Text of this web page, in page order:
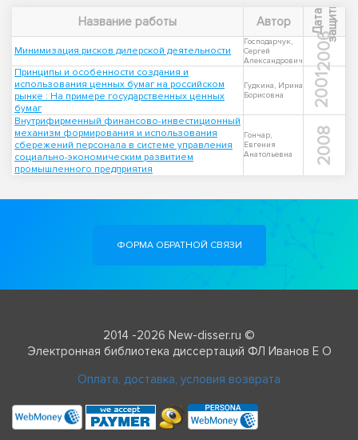
Название работы Автор Д
а
т
а
з
а
щ
и
ты
Минимизация рисков дилерской деятельности
Господарчук,
Сергей
Александрович
2006
Принципы и особенности создания и
использования ценных бумаг на российском
рынке : На примере государственных ценных
бумаг
Гудкина, Ирина
Борисовна
2001
Внутрифирменный финансово-инвестиционный
механизм формирования и использования
сбережений персонала в системе управления
социально-экономическим развитием
промышленного предприятия
Гончар,
Евгения
Анатольевна
2008
ФОРМА ОБРАТНОЙ СВЯЗИ
2014 -2026 New-disser.ru ©
Электронная библиотека диссертаций ФЛ Иванов Е О
Оплата, доставка, условия возврата